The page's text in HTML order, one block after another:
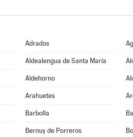
Adrados
Aldealengua de Santa María
Aldehorno
Arahuetes
Barbolla
Bernuy de Porreros